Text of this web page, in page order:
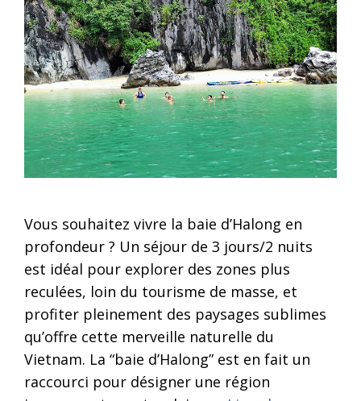
Vous souhaitez vivre la baie d’Halong en
profondeur ? Un séjour de 3 jours/2 nuits
est idéal pour explorer des zones plus
reculées, loin du tourisme de masse, et
profiter pleinement des paysages sublimes
qu’offre cette merveille naturelle du
Vietnam. La “baie d’Halong” est en fait un
raccourci pour désigner une région